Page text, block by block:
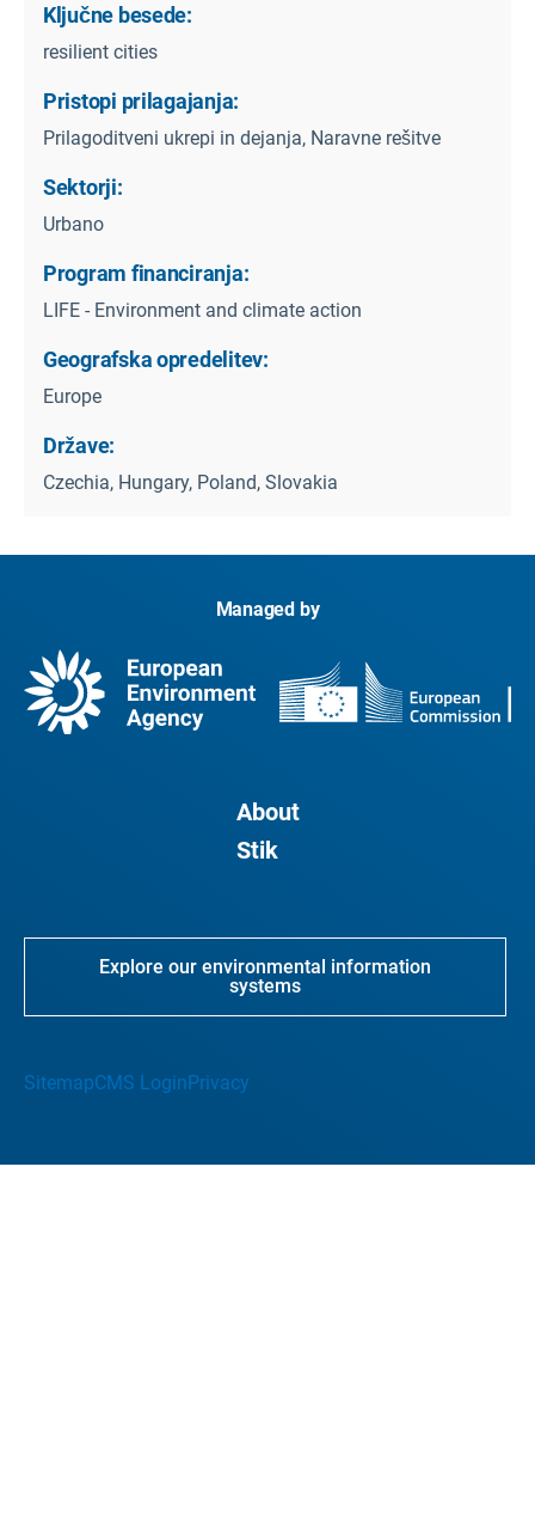
Ključne besede:
resilient cities
Pristopi prilagajanja:
Prilagoditveni ukrepi in dejanja, Naravne rešitve
Sektorji:
Urbano
Program financiranja:
LIFE - Environment and climate action
Geografska opredelitev:
Europe
Države:
Czechia, Hungary, Poland, Slovakia
Managed by
About
Stik
Explore our environmental information
systems
SitemapCMS LoginPrivacy